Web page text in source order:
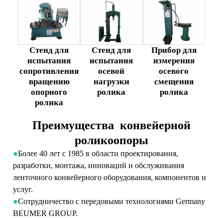
Стенд для
испытания
сопротивления
вращению
опорного
ролика
Стенд для
испытания
осевой
нагрузки
ролика
Прибор для
измерения
осевого
смещения
ролика
Преимущества конвейерной
роликоопоры
●Более 40 лет с 1985 в области проектирования,
разработки, монтажа, инноваций и обслуживания
ленточного конвейерного оборудования, компонентов и
услуг.
●Сотрудничество с передовыми технологиями Germany
BEUMER GROUP.